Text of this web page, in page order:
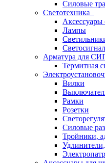
Силовые
Светотехника
Аксессуары
Лампы
Арматура для
Термитная
Вилки
Рамки
Розетки
Силовые
Тройники,